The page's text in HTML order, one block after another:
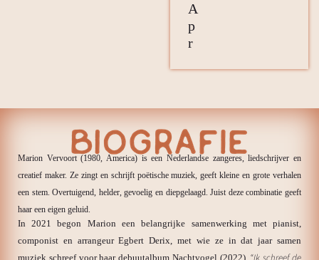
A
P
R
Marion Vervoort (1980, America) is een Nederlandse zangeres, liedschrijver en
creatief maker. Ze zingt en schrijft poëtische muziek, geeft kleine en grote verhalen
een stem. Overtuigend, helder, gevoelig en diepgelaagd. Juist deze combinatie geeft
haar een eigen geluid.
In 2021 begon Marion een belangrijke samenwerking met pianist,
componist en arrangeur Egbert Derix, met wie ze in dat jaar samen
muziek schreef voor haar debuutalbum Nachtvogel (2022).